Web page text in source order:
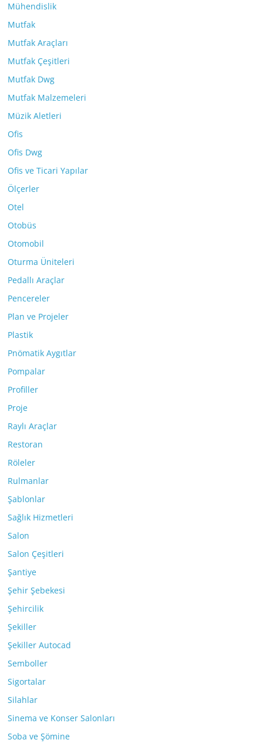
Mühendislik
Mutfak
Mutfak Araçları
Mutfak Çeşitleri
Mutfak Dwg
Mutfak Malzemeleri
Müzik Aletleri
Ofis
Ofis Dwg
Ofis ve Ticari Yapılar
Ölçerler
Otel
Otobüs
Otomobil
Oturma Üniteleri
Pedallı Araçlar
Pencereler
Plan ve Projeler
Plastik
Pnömatik Aygıtlar
Pompalar
Profiller
Proje
Raylı Araçlar
Restoran
Röleler
Rulmanlar
Şablonlar
Sağlık Hizmetleri
Salon
Salon Çeşitleri
Şantiye
Şehir Şebekesi
Şehircilik
Şekiller
Şekiller Autocad
Semboller
Sigortalar
Silahlar
Sinema ve Konser Salonları
Soba ve Şömine